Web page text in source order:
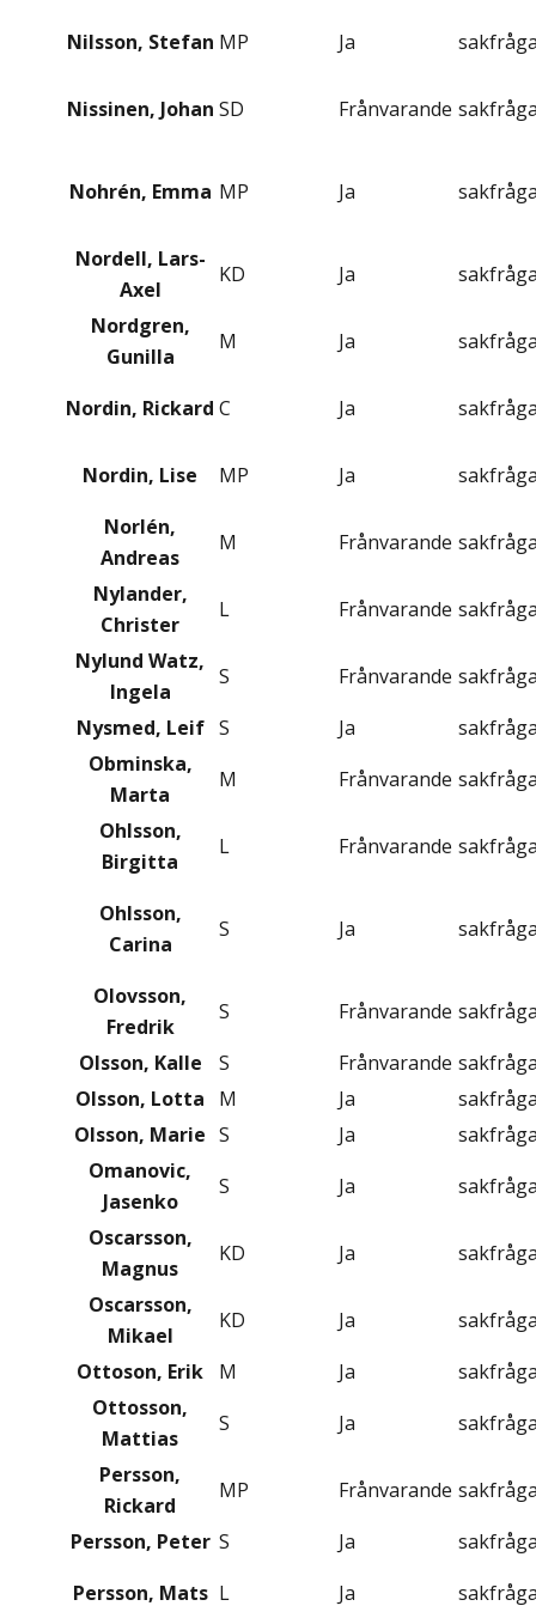
Nilsson, Stefan MP Ja
Nissinen, Johan SD Frånvarande
Nohrén, Emma MP Ja
Nordell, Lars-
Axel
KD Ja
Nordgren,
Gunilla
M Ja
Nordin, Rickard C Ja
Nordin, Lise MP Ja
Norlén,
Andreas
M Frånvarande
Nylander,
Christer
L Frånvarande
Nylund Watz,
Ingela
S Frånvarande
Nysmed, Leif S Ja
Obminska,
Marta
M Frånvarande
Ohlsson,
Birgitta
L Frånvarande
Ohlsson,
Carina
S Ja
Olovsson,
Fredrik
S Frånvarande
Olsson, Kalle
S Frånvarande
Olsson, Lotta
M Ja
Olsson, Marie S Ja
Omanovic,
Jasenko
S Ja
Oscarsson,
Magnus
KD Ja
Oscarsson,
Mikael
KD Ja
Ottoson, Erik
M Ja
Ottosson,
Mattias
S Ja
Persson,
Rickard
MP Frånvarande
Persson, Peter S Ja
Persson, Mats L Ja